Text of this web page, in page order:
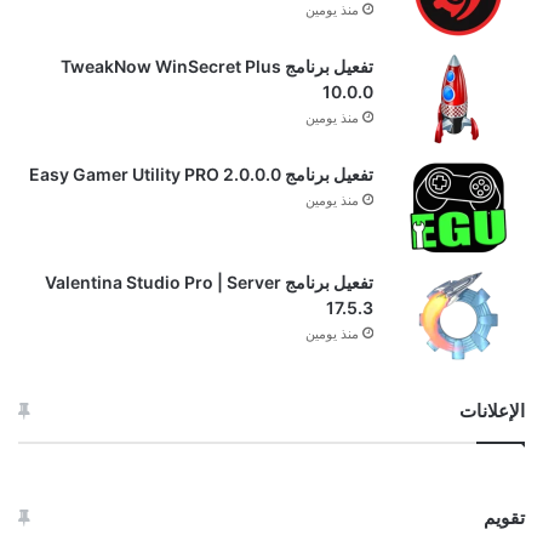
منذ يومين
تفعيل برنامج TweakNow WinSecret Plus
10.0.0
منذ يومين
تفعيل برنامج Easy Gamer Utility PRO 2.0.0.0
منذ يومين
تفعيل برنامج Valentina Studio Pro | Server
17.5.3
منذ يومين
الإعلانات
تقويم